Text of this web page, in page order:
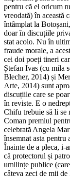
pentru că el oricum
vreodată) în această
întâmplat la
doar în discuțiile
stat acolo. Nu în
fraude morale, a
cei doi poeți tineri
Ștefan Ivas (cu mila
Blecher, 2014) și
Arte, 2014) sunt
discuțiile care se
în reviste. E o
Chifu trebuie să li se
Coman premiul
celebrată Angela
însemnat asta
Înainte de a pleca, i-
că protectorul și
umilințe publice
câteva zeci de mii